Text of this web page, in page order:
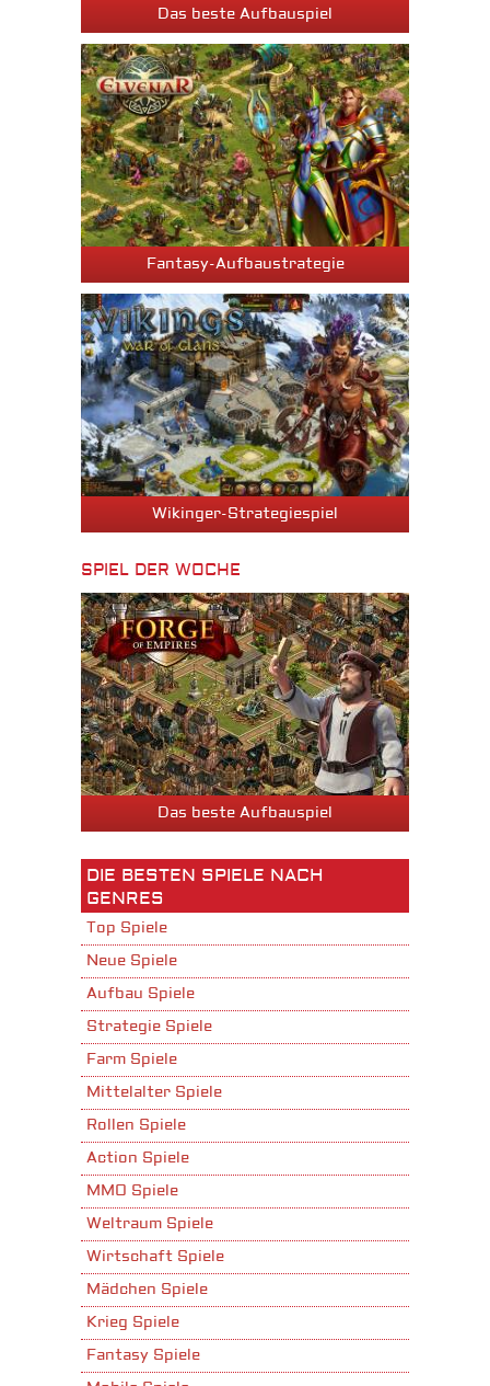
Das beste Aufbauspiel
Fantasy-Aufbaustrategie
Wikinger-Strategiespiel
SPIEL DER WOCHE
Das beste Aufbauspiel
DIE BESTEN SPIELE NACH
GENRES
Top Spiele
Neue Spiele
Aufbau Spiele
Strategie Spiele
Farm Spiele
Mittelalter Spiele
Rollen Spiele
Action Spiele
MMO Spiele
Weltraum Spiele
Wirtschaft Spiele
Mädchen Spiele
Krieg Spiele
Fantasy Spiele